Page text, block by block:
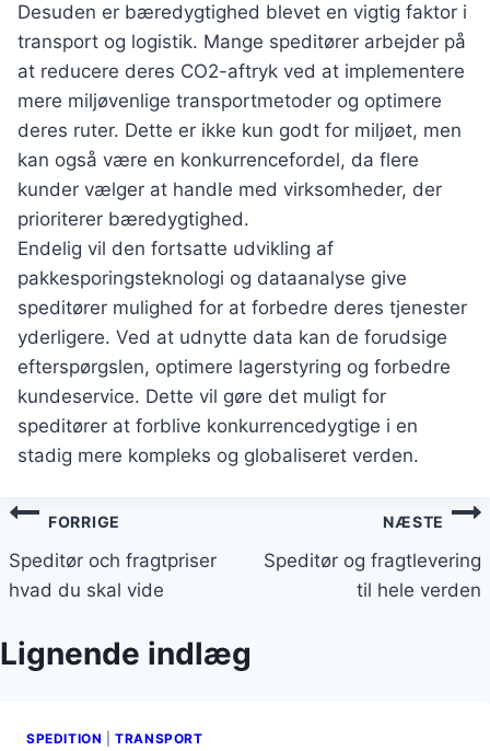
Desuden er bæredygtighed blevet en vigtig faktor i
transport og logistik. Mange speditører arbejder på
at reducere deres CO2-aftryk ved at implementere
mere miljøvenlige transportmetoder og optimere
deres ruter. Dette er ikke kun godt for miljøet, men
kan også være en konkurrencefordel, da flere
kunder vælger at handle med virksomheder, der
prioriterer bæredygtighed.
Endelig vil den fortsatte udvikling af
pakkesporingsteknologi og dataanalyse give
speditører mulighed for at forbedre deres tjenester
yderligere. Ved at udnytte data kan de forudsige
efterspørgslen, optimere lagerstyring og forbedre
kundeservice. Dette vil gøre det muligt for
speditører at forblive konkurrencedygtige i en
stadig mere kompleks og globaliseret verden.
Indlægsnavigation
FORRIGE
Speditør och fragtpriser
hvad du skal vide
NÆSTE
Speditør og fragtlevering
til hele verden
Lignende indlæg
SPEDITION |TRANSPORT